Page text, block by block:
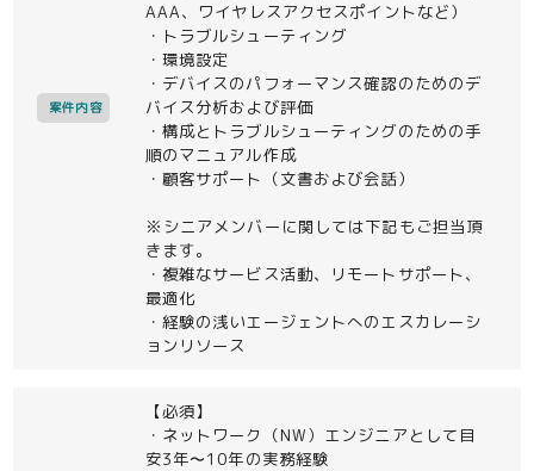
案件内容
AAA、ワイヤレスアクセスポイントなど）
・トラブルシューティング
・環境設定
・デバイスのパフォーマンス確認のためのデ
バイス分析および評価
・構成とトラブルシューティングのための手
順のマニュアル作成
・顧客サポート（文書および会話）
※シニアメンバーに関しては下記もご担当頂
きます。
・複雑なサービス活動、リモートサポート、
最適化
・経験の浅いエージェントへのエスカレーシ
ョンリソース
【必須】
・ネットワーク（NW）エンジニアとして目
安3年〜10年の実務経験